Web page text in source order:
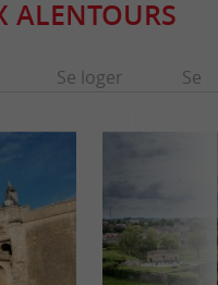
ALENTOURS
Se loger Se